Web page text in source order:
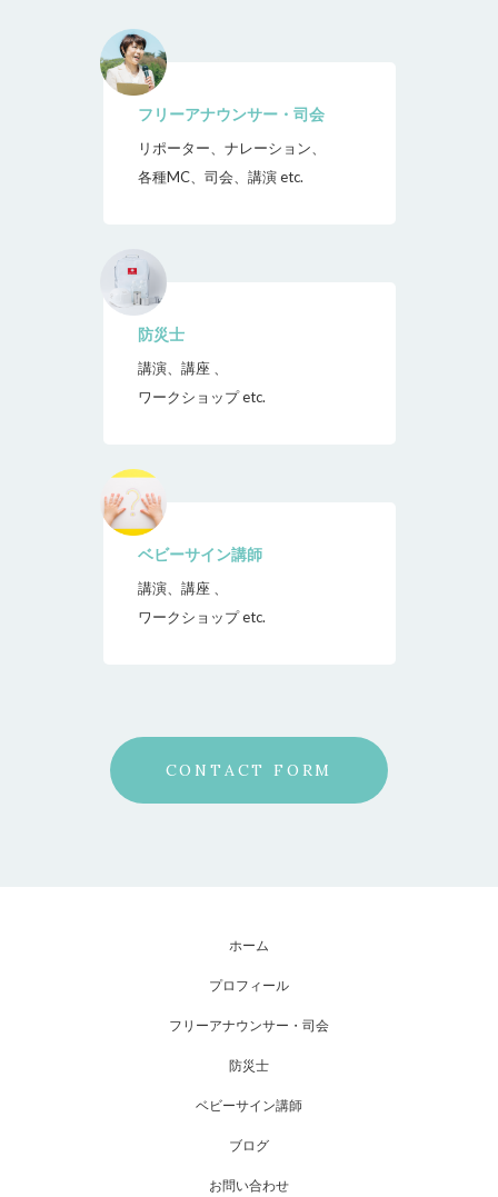
フリーアナウンサー・司会
リポーター、ナレーション、
各種MC、司会、講演 etc.
防災士
講演、講座 、
ワークショップ etc.
ベビーサイン講師
講演、講座 、
ワークショップ etc.
CONTACT FORM
ホーム
プロフィール
フリーアナウンサー・司会
防災士
ベビーサイン講師
ブログ
お問い合わせ